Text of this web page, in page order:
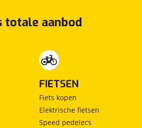
totale aanbod
FIETSEN
Fiets kopen
Elektrische fietsen
Speed pedelecs